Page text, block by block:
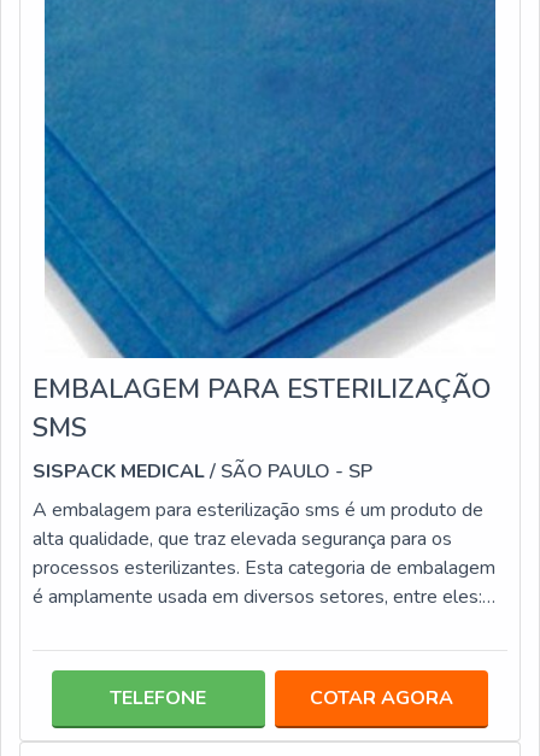
EMBALAGEM PARA ESTERILIZAÇÃO
SMS
SISPACK MEDICAL/ SÃO PAULO - SP
A embalagem para esterilização sms é um produto de
alta qualidade, que traz elevada segurança para os
processos esterilizantes. Esta categoria de embalagem
é amplamente usada em diversos setores, entre eles:
médicas e odontológicas; Centro de veterinária;
pesado, as embalagens sms podem acondicionar uma
série de itens, com roupas cirúrgicas, instrumentos,
TELEFONE COTAR AGORA